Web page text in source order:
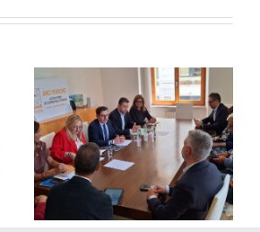
Formazione -Governare
l’Intelligenza Artificiale nelle PA
– I Materiali